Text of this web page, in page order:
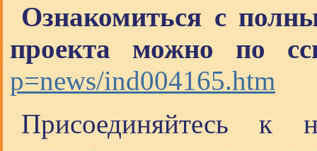
Ознакомиться с
проекта можно по
p=news/ind004165.htm
Присоединяйтесь к